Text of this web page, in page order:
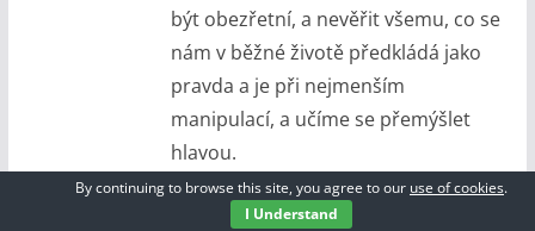
být obezřetní, a nevěřit všemu, co se
nám v běžné životě předkládá jako
pravda a je při nejmenším
manipulací, a učíme se přemýšlet
hlavou.
Reagovat
By continuing to browse this site, you agree to our use of cookies.
I Understand